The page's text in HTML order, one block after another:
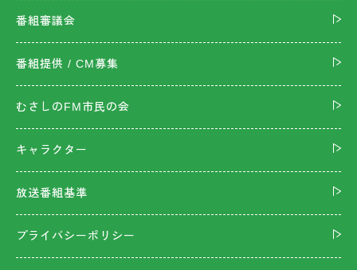
番組審議会
番組提供 / CM募集
むさしのFM市民の会
キャラクター
放送番組基準
プライバシーポリシー